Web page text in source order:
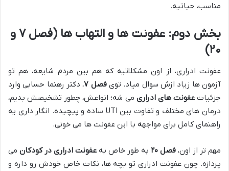
مناسب، حیاتیه.
بخش دوم: عفونت ها و التهاب ها (فصل ۷ و
۲۰)
عفونت ادراری، از اون مشکلاتیه که هم بین مردم شایعه، هم تو
آزمون ها زیاد ازش سوال میاد. تویفصل ۷
، دکتر رهنما حسابی وارد
جزئیاتعفونت های ادراری می شه؛ انواعش، چطور تشخیصش بدیم،
درمان های مختلف و تفاوت بین UTI ساده و پیچیده. انگار داری یه
راهنمای کامل برای مواجهه با این عفونت ها می خونی.
مهم تر از اون، فصل ۲۰ به طور خاص به عفونت ادراری در کودکان می
پردازه. چون عفونت ادراری تو بچه ها، نکات خاص خودش رو داره و